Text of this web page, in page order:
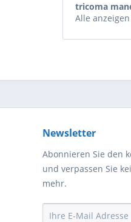
tricoma
Alle anzeigen
Newsletter
Abonnieren Sie den
und verpassen Sie
mehr.